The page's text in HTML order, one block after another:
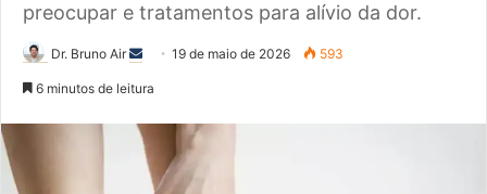
preocupar e tratamentos para alívio da dor.
Dr. Bruno Air
Mande
mail
19 de maio de 2026 593
6 minutos de leitura